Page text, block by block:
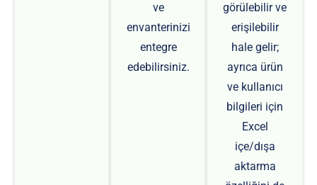
ve
envanterinizi
entegre
edebilirsiniz.
görülebilir ve
erişilebilir
hale gelir;
ayrıca ürün
ve kullanıcı
bilgileri için
Excel
içe/dışa
aktarma